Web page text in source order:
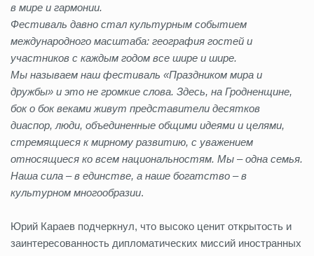
в мире и гармонии.
Фестиваль давно стал культурным событием
международного масштаба: география гостей и
участников с каждым годом все шире и шире.
Мы называем наш фестиваль «Праздником мира и
дружбы» и это не громкие слова. Здесь, на Гродненщине,
бок о бок веками живут представители десятков
диаспор, люди, объединенные общими идеями и целями,
стремящиеся к мирному развитию, с уважением
относящиеся ко всем национальностям. Мы – одна семья.
Наша сила – в единстве, а наше богатство – в
культурном многообразии.
Юрий Караев подчеркнул, что высоко ценит открытость и
заинтересованность дипломатических миссий иностранных